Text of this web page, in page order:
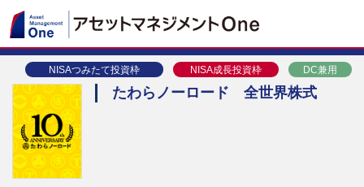
NISAつみたて投資枠 NISA成長投資枠 DC兼用
たわらノーロード 全世界株式